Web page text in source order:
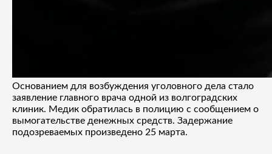
Основанием для возбуждения уголовного дела стало
заявление главного врача одной из волгоградских
клиник. Медик обратилась в полицию с сообщением о
вымогательстве денежных средств. Задержание
подозреваемых произведено 25 марта.